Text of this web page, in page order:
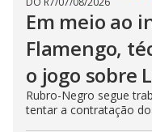
Em meio ao
Flamengo,
o jogo sobre
Rubro-Negro segue
tentar a contratação